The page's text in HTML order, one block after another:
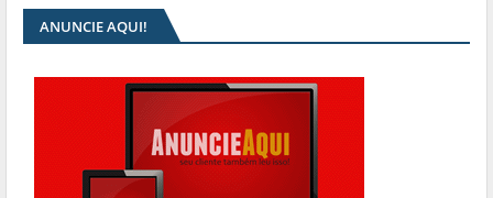
ANUNCIE AQUI!